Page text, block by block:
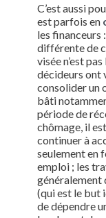
C’est aussi
est parfois en
les
différente de
visée n’est
décideurs ont
consolider un
bâti
période de
chômage, il
continuer à
seulement en
emploi ; les
généralement
(qui est le but
de dépendre